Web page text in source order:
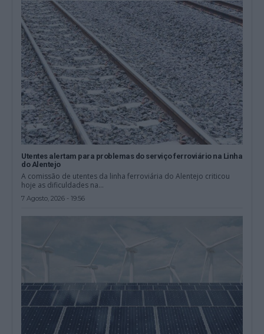
Utentes alertam para problemas do serviço ferroviário na Linha
do Alentejo
A comissão de utentes da linha ferroviária do Alentejo criticou
hoje as dificuldades na...
7 Agosto, 2026 - 19:56